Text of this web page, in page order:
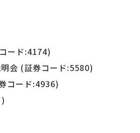
ード:4174)
会 (証券コード:5580)
コード:4936)